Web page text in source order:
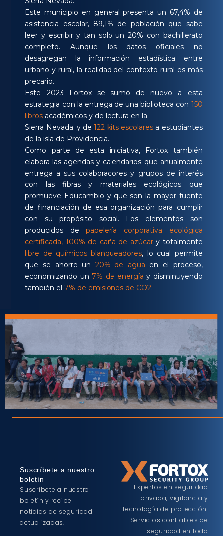
Este municipio en general presenta un 67,4% de
asistencia escolar, 89,1% de población que sabe
leer y escribir y tan solo un 20% con bachillerato
completo. Aunque los datos oficiales no
desagregan la información estadística entre
urbano y rural, la realidad del contexto rural es más
precario.
Este 2023 Fortox se sumó de nuevo a esta
estrategia con la entrega de una biblioteca con 150
libros académicos y de lectura en la
Sierra Nevada; y de122 kits escolares a estudiantes
de la isla de Providencia.
Como parte de esta iniciativa, Fortox también
elabora las agendas y calendarios que anualmente
entrega a sus colaboradores y grupos de interés
con las fibras y materiales ecológicos que
promueve Educambio y que son la mayor fuente
de financiación de esa organización para cumplir
con su propósito social. Los elementos son
producidos depapelería corporativa ecológica
certificada, 100% de caña de azúcary totalmente
libre de químicos blanqueadores, lo cual permite
que se ahorre un 20% de agua en el proceso,
economizando un 7% de energía y disminuyendo
también el 7% de emisiones de CO2.
Suscríbete a nuestro
boletín
Suscríbete a nuestro
boletín y recibe
noticias de seguridad
actualizadas.
Expertos en seguridad
privada, vigilancia y
tecnología de protección.
Servicios confiables de
seguridad en toda